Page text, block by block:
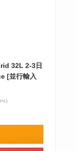
32L 2-3日
[並行輸入
）